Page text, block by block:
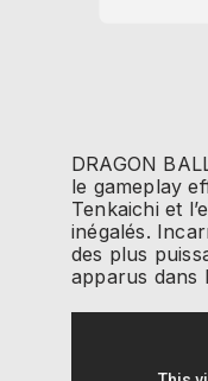
DRAGON
le gameplay
Tenkaichi et
inégalés.
des plus
apparus dans